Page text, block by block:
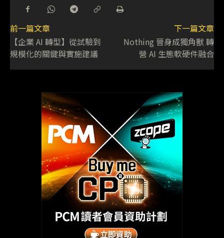
前一篇文章
【企業 AI 轉型】從試驗到
規模化的關鍵與實施建議
下一篇文章
Nothing 晉身成獨角獸 轉
營 AI 生態軟硬件融合